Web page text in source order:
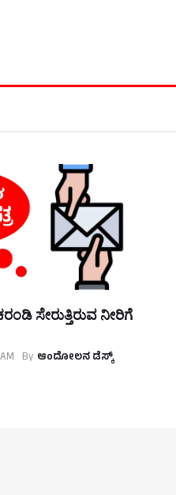
ಸೇರುತ್ತಿರುವ ನೀರಿಗೆ
By ಆಂದೋಲನ ಡೆಸ್ಕ್